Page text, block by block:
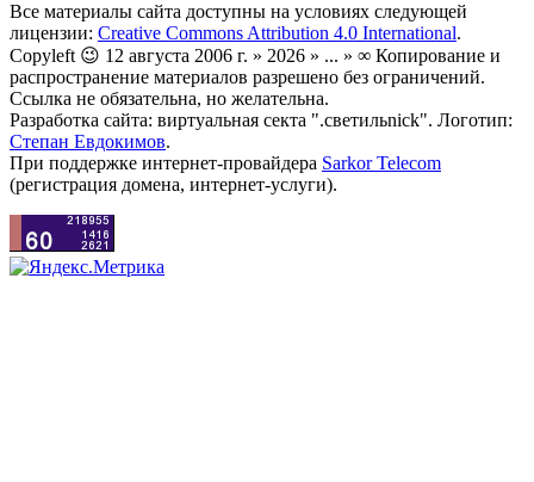
Все материалы сайта доступны на условиях следующей
лицензии: Creative Commons Attribution 4.0 International.
Copyleft 😉 12 августа 2006 г. » 2026 » ... » ∞ Копирование и
распространение материалов разрешено без ограничений.
Ссылка не обязательна, но желательна.
Разработка сайта: виртуальная секта ".светильnick". Логотип:
Степан Евдокимов.
При поддержке интернет-провайдера Sarkor Telecom
(регистрация домена, интернет-услуги).